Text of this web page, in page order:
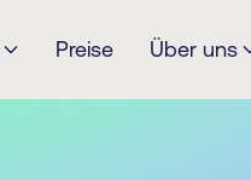
Preise Über uns